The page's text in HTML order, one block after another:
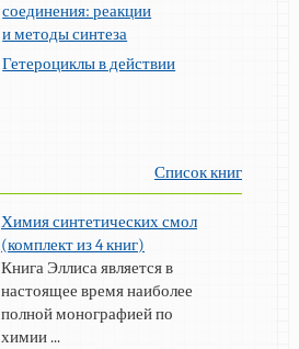
соединения: реакции
и методы синтеза
Гетероциклы в действии
Список книг
Химия синтетических смол
(комплект из 4 книг)
Книга Эллиса является в
настоящее время наиболее
полной монографией по
химии ...